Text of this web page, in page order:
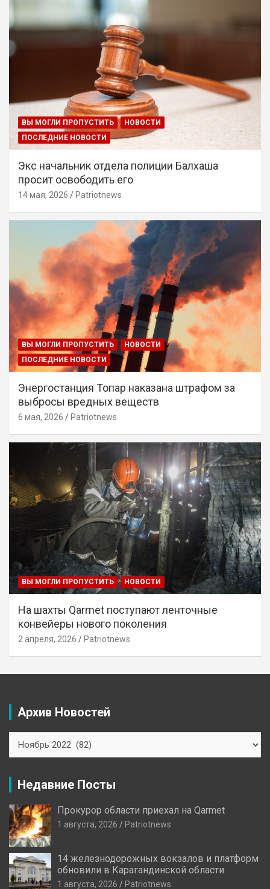
ВЫ МОГЛИ ПРОПУСТИТЬ
НОВОСТИ
ПОСЛЕДНИЕ НОВОСТИ
Экс начальник отдела полиции Балхаша
просит освободить его
14 мая, 2026 Patriotnews
ВЫ МОГЛИ ПРОПУСТИТЬ
НОВОСТИ
ПОСЛЕДНИЕ НОВОСТИ
Энергостанция Топар наказана штрафом за
выбросы вредных веществ
6 мая, 2026 Patriotnews
ВЫ МОГЛИ ПРОПУСТИТЬ НОВОСТИ
На шахты Qarmet поступают ленточные
конвейеры нового поколения
2 апреля, 2026 Patriotnews
Архив Новостей
Новостей
Недавние Посты
Прокурор области приехал на Qarmet
1 августа, 2026 Patriotnews
14 железнодорожных вокзалов и платформ
обновили в Карагандинской области
1 августа, 2026 Patriotnews